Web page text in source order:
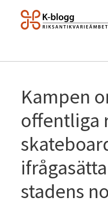
Kampen
offentliga
stadens